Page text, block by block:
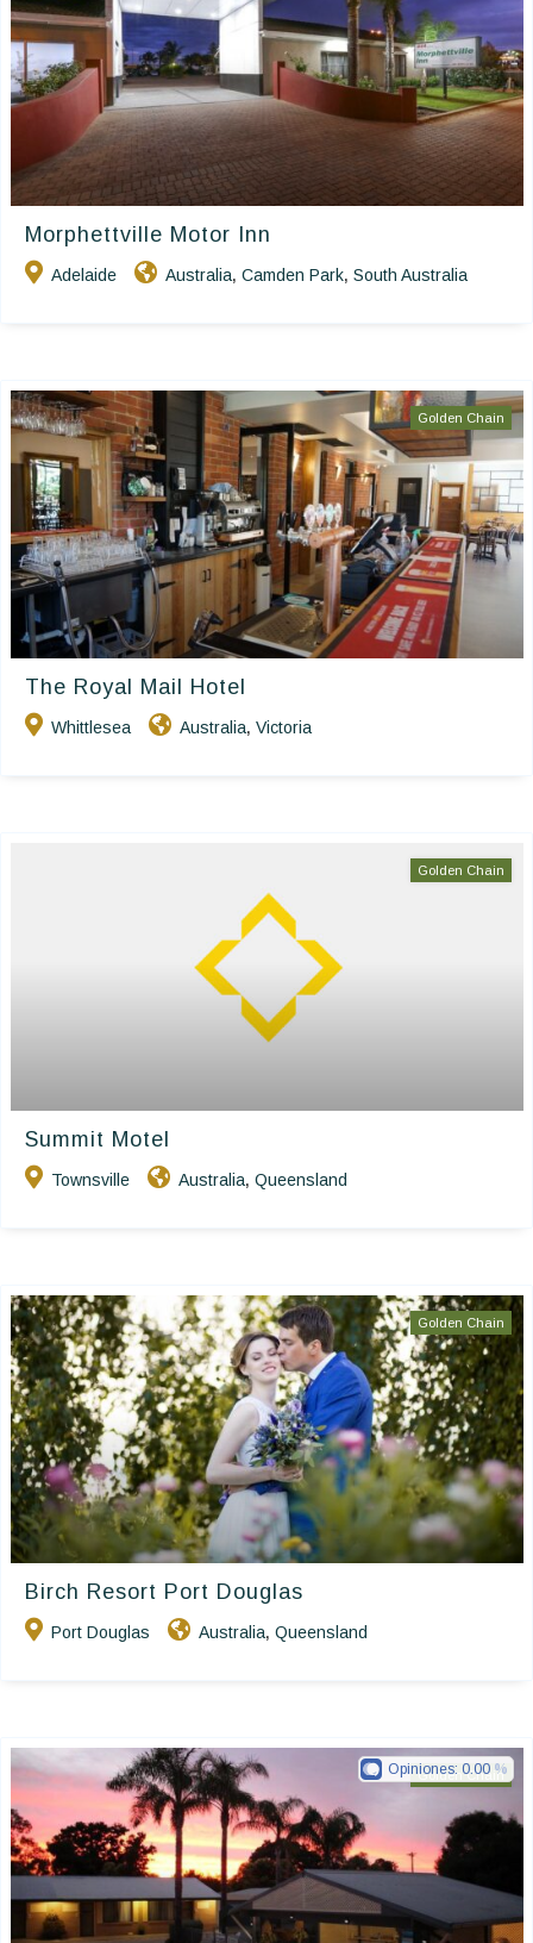
Morphettville Motor Inn
Adelaide Australia, Camden Park, South Australia
Golden Chain
The Royal Mail Hotel
Whittlesea Australia, Victoria
Golden Chain
Summit Motel
Townsville Australia, Queensland
Golden Chain
Birch Resort Port Douglas
Port Douglas Australia, Queensland
Golden Chain
Opiniones: 0.00